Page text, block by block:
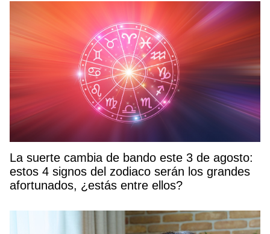
La suerte cambia de bando este 3 de agosto:
estos 4 signos del zodiaco serán los grandes
afortunados, ¿estás entre ellos?